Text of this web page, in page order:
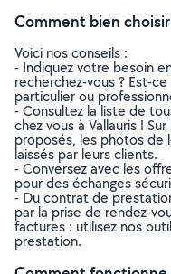
Comment bien
Voici nos conseils :
- Indiquez votre besoin
recherchez-vous ? Est-
particulier ou
- Consultez la liste de
chez vous à Vallauris !
proposés, les photos de
laissés par leurs clients.
- Conversez avec les
pour des échanges
- Du contrat de
par la prise de rendez-
factures : utilisez nos
prestation.